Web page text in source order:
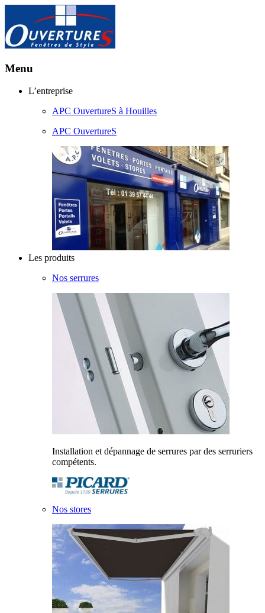
Menu
Aller
L’entreprise
APC OuvertureS à Houilles
APC OuvertureS
Les produits
Nos serrures
Installation et dépannage de serrures par des serruriers
compétents.
Nos stores